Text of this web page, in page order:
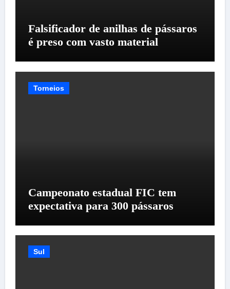
Falsificador de anilhas de pássaros
é preso com vasto material
Torneios
Campeonato estadual FIC tem
expectativa para 300 pássaros
Sul